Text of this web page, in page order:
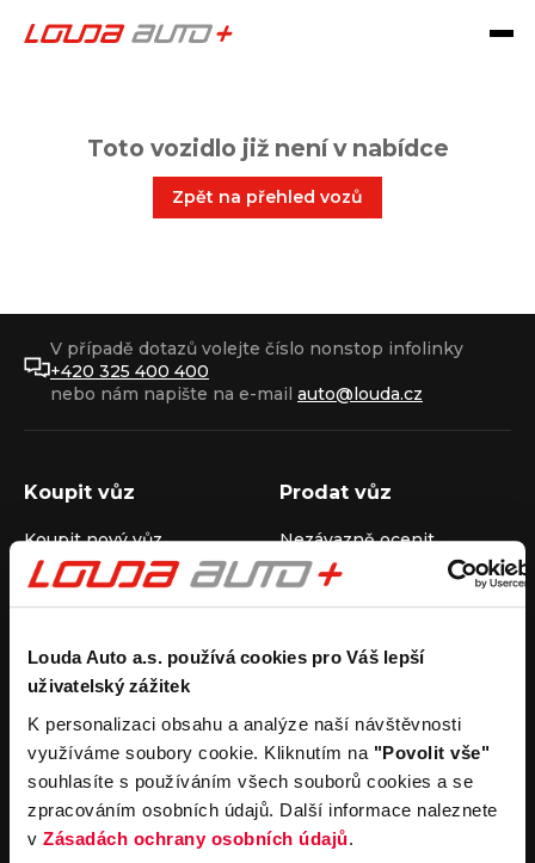
Louda Auto a.s. používá cookies pro Váš lepší
uživatelský zážitek
K personalizaci obsahu a analýze naší návštěvnosti
využíváme soubory cookie. Kliknutím na "Povolit vše"
souhlasíte s používáním všech souborů cookies a se
zpracováním osobních údajů. Další informace naleznete
v Zásadách ochrany osobních údajů.
Toto vozidlo již není v nabídce
Zpět na přehled vozů
V případě dotazů volejte číslo nonstop infolinky
+420 325 400 400
nebo nám napište na e-mail auto@louda.cz
Koupit vůz
Koupit nový vůz
Koupit ojetý vůz
Koupit užitkový vůz
Prodat vůz
Nezávazně ocenit
Průběh výkupu vozu
Pronájem
Carsharing
Autopůjčovna
Operativní leasing
Společnost
Louda Auto+ Poděbrady
Obytné vozy
Novinky
Kariéra
Servisní služby Důležité odkazy